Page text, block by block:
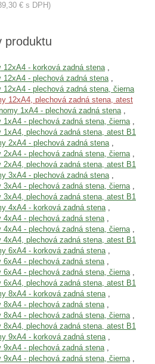
€ s DPH)
produktu
12xA4 - korková zadná stena ,
12xA4 - plechová zadná stena ,
12xA4 - plechová zadná stena, čierna
12xA4, plechová zadná stena, atest
1xA4 - plechová zadná stena ,
1xA4 - plechová zadná stena, čierna ,
1xA4, plechová zadná stena, atest B1
2xA4 - plechová zadná stena ,
2xA4 - plechová zadná stena, čierna ,
2xA4, plechová zadná stena, atest B1
3xA4 - plechová zadná stena ,
3xA4 - plechová zadná stena, čierna ,
3xA4, plechová zadná stena, atest B1
4xA4 - korková zadná stena ,
4xA4 - plechová zadná stena ,
4xA4 - plechová zadná stena, čierna ,
4xA4, plechová zadná stena, atest B1
6xA4 - korková zadná stena ,
6xA4 - plechová zadná stena ,
6xA4 - plechová zadná stena, čierna ,
6xA4, plechová zadná stena, atest B1
8xA4 - korková zadná stena ,
8xA4 - plechová zadná stena ,
8xA4 - plechová zadná stena, čierna ,
8xA4, plechová zadná stena, atest B1
9xA4 - korková zadná stena ,
9xA4 - plechová zadná stena ,
9xA4 - plechová zadná stena, čierna ,